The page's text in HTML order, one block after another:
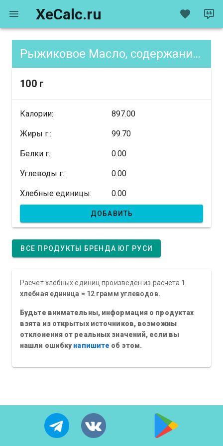
XeCalc.ru
Рыжиковое Масло, содержание XE
100 г
Калории: 897.00
Жиры г.: 99.70
Белки г.: 0.00
Углеводы г.: 0.00
Хлебные единицы: 0.00
ДОБАВИТЬ
ВСЕ ПРОДУКТЫ БРЕНДА ЮГ РУСИ
Расчет хлебных единиц произведен из расчета 1
хлебная единица = 12 грамм углеводов.
Будьте внимательны, информация о продуктах
взята из открытых источников, возможны
отклонения от реальных значений, если вы
нашли ошибкунапишите об этом.